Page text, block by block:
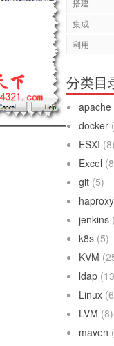
搭建
集成
利用
分类目
apache
docker
ESXI (8)
Excel
git (5)
haproxy
jenkins
k8s (5)
KVM
ldap
Linux
LVM (8)
maven